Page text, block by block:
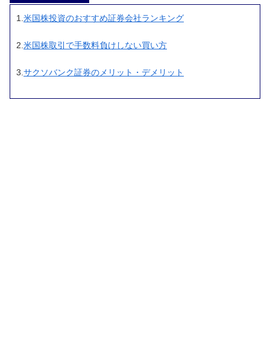
1. 米国株投資のおすすめ証券会社ランキング
2. 米国株取引で手数料負けしない買い方
3. サクソバンク証券のメリット・デメリット